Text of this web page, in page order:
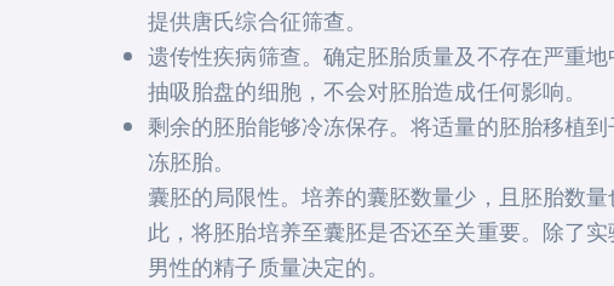
提供唐氏综合征筛查。
遗传性疾病筛查。确定胚胎质量及不存在严重
抽吸胎盘的细胞，不会对胚胎造成任何影响。
剩余的胚胎能够冷冻保存。将适量的胚胎移植
冻胚胎。
囊胚的局限性。培养的囊胚数量少，且胚胎数
此，将胚胎培养至囊胚是否还至关重要。除了
男性的精子质量决定的。